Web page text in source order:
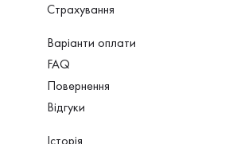
Страхування
Варіанти оплати
FAQ
Повернення
Відгуки